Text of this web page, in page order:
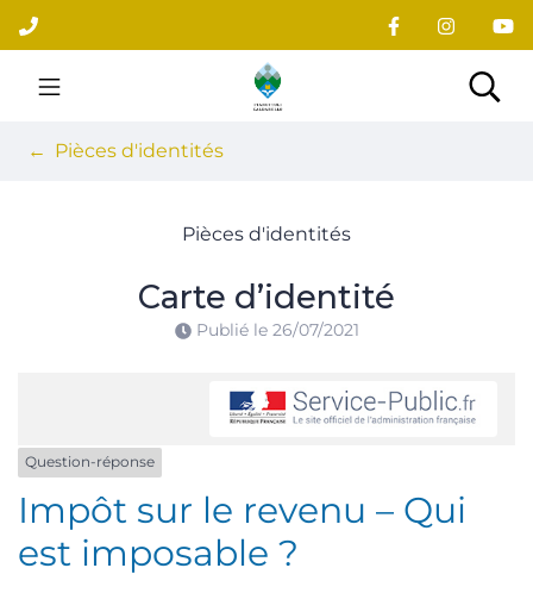
Aller
au
contenu
Site officiel du village
Pièces d'identités
Pièces d'identités
Carte d’identité
Publié le 26/07/2021
Question-réponse
Impôt sur le revenu – Qui
est imposable ?